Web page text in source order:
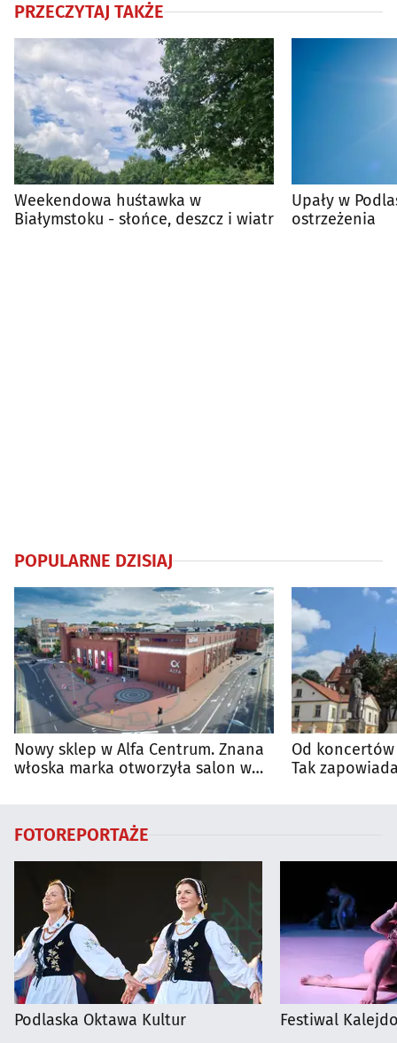
PRZECZYTAJ TAKŻE
Weekendowa huśtawka w
Białymstoku - słońce, deszcz i wiatr
Upały w
ostrzeżenia
POPULARNE DZISIAJ
Nowy sklep w Alfa Centrum. Znana
włoska marka otworzyła salon w
Od
Tak
FOTOREPORTAŻE
Podlaska Oktawa Kultur Festiwal